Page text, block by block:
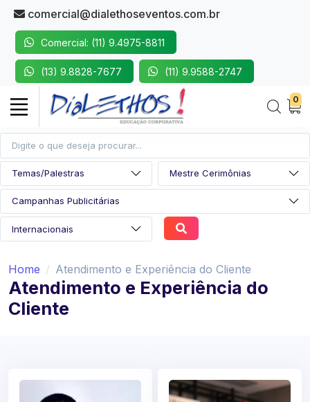
comercial@dialethoseventos.com.br
Comercial: (11) 9.4975-8811
(13) 9.8828-7677 (11) 9.9588-2747
0
Home Atendimento e Experiência do Cliente
Atendimento e Experiência do
Cliente